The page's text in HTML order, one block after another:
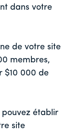
dans votre
de votre site
membres,
$10 000 de
pouvez établir
site